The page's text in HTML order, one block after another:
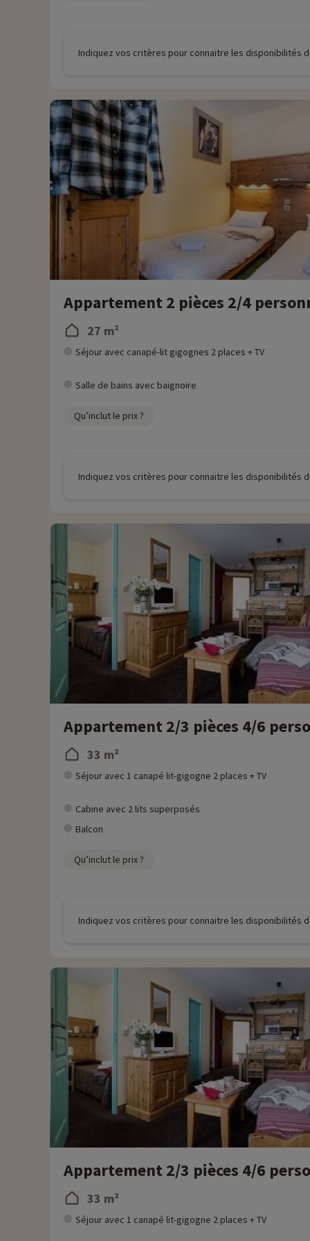
• Animaux de compagnie acceptés, en supplément
Indiquez vos critères pour connaitre les disponibilités
Appartement 2 pièces 2/4
27 m²
Séjour avec canapé-lit gigognes 2 places + TV
Salle de bains avec baignoire
Qu’inclut le prix ?
Indiquez vos critères pour connaitre les disponibilités
Appartement 2/3 pièces 4/6
33 m²
Séjour avec 1 canapé lit-gigogne 2 places + TV
Cabine avec 2 lits superposés
Balcon
Qu’inclut le prix ?
Indiquez vos critères pour connaitre les disponibilités
Appartement 2/3 pièces 4/6
33 m²
Séjour avec 1 canapé lit-gigogne 2 places + TV